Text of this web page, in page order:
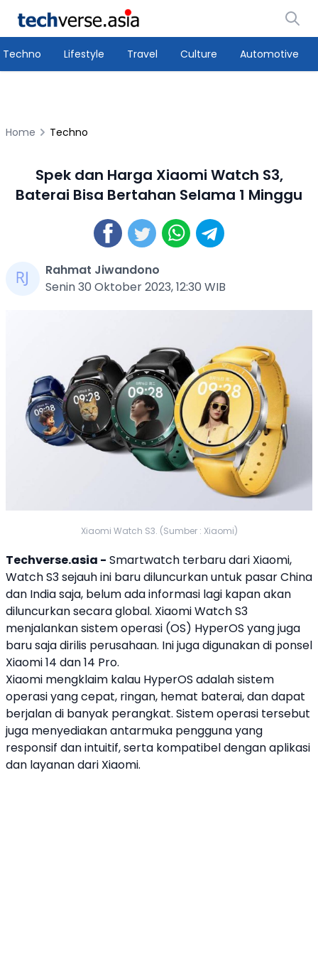
Techno Lifestyle Travel Culture Automotive
Home Techno
Spek dan Harga Xiaomi Watch S3,
Baterai Bisa Bertahan Selama 1 Minggu
Rahmat Jiwandono
Senin 30 Oktober 2023, 12:30 WIB
Xiaomi Watch S3. (Sumber : Xiaomi)
Techverse.asia - Smartwatch terbaru dari Xiaomi,
Watch S3sejauh ini baru diluncurkan untuk pasar China
dan India saja, belum ada informasi lagi kapan akan
diluncurkan secara global. XiaomiWatch S3
menjalankan sistem operasi (OS) HyperOS yang juga
baru saja dirilis perusahaan. Ini juga digunakan di ponsel
Xiaomi14 dan 14 Pro.
Xiaomi mengklaim kalau HyperOS adalah sistem
operasi yang cepat, ringan, hemat baterai, dan dapat
berjalan di banyak perangkat. Sistem operasi tersebut
juga menyediakan antarmuka pengguna yang
responsif dan intuitif, serta kompatibel dengan aplikasi
dan layanan dari Xiaomi.